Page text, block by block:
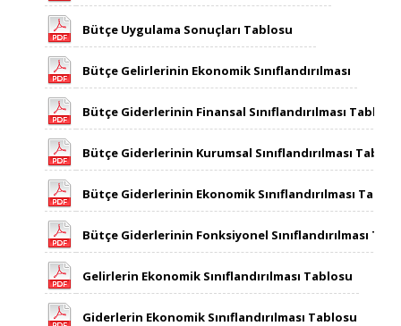
Bütçe Uygulama Sonuçları Tablosu
Bütçe Gelirlerinin Ekonomik Sınıflandırılması
Bütçe Giderlerinin Finansal Sınıflandırılması Tablosu
​Bütçe Giderlerinin Kurumsal Sınıflandırılması
Bütçe Giderlerinin Ekonomik Sınıflandırılması
Bütçe Giderlerinin Fonksiyonel Sınıflandırılması
Gelirlerin Ekonomik Sınıflandırılması Tablosu
​Giderlerin Ekonomik Sınıflandırılması Tablosu ​